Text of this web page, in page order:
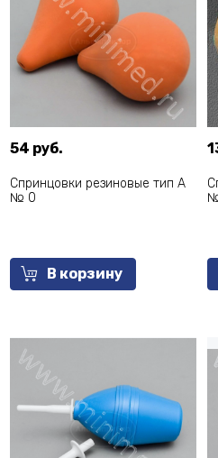
54 руб.
Спринцовки резиновые тип А
№ 0
В корзину